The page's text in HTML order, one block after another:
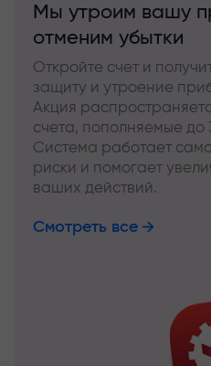
Мы утроим вашу
отменим убытки
Откройте счет и
защиту и утроение
Акция
счета, пополняемые до
Система работает
риски и помогает
ваших действий.
Смотреть все